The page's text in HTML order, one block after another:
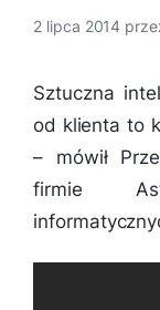
2 lipca 2014
Sztuczna
od klienta to
– mówił
firmie